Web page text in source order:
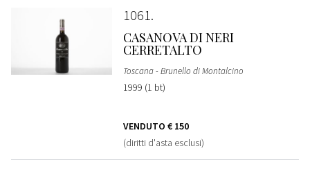
1061
CASANOVA DI NERI
CERRETALTO
Toscana - Brunello di Montalcino
1999 (1 bt)
VENDUTO € 150
(diritti d'asta esclusi)